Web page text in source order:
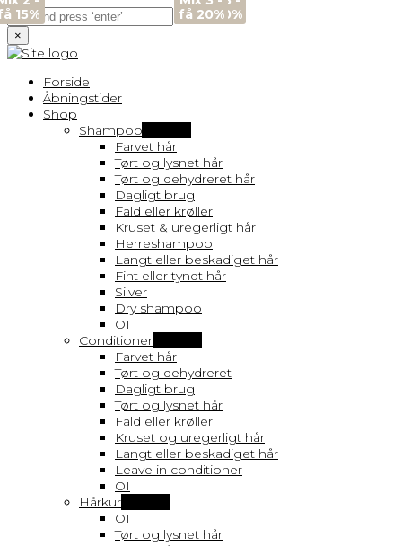
×
Forside
Åbningstider
Shop
Shampoo
Farvet hår
Tørt og lysnet hår
Tørt og dehydreret hår
Dagligt brug
Fald eller krøller
Kruset & uregerligt hår
Herreshampoo
Langt eller beskadiget hår
Fint eller tyndt hår
Silver
Dry shampoo
OI
Conditioner
Farvet hår
Tørt og dehydreret
Dagligt brug
Tørt og lysnet hår
Fald eller krøller
Kruset og uregerligt hår
Langt eller beskadiget hår
Leave in conditioner
OI
Hårkur
OI
Tørt og lysnet hår
15%
få 20%
få 20%
få 20%
få 20%